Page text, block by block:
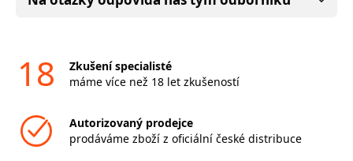
18
Zkušení specialisté
máme více než 18 let zkušeností
Autorizovaný prodejce
prodáváme zboží z oficiální české distribuce